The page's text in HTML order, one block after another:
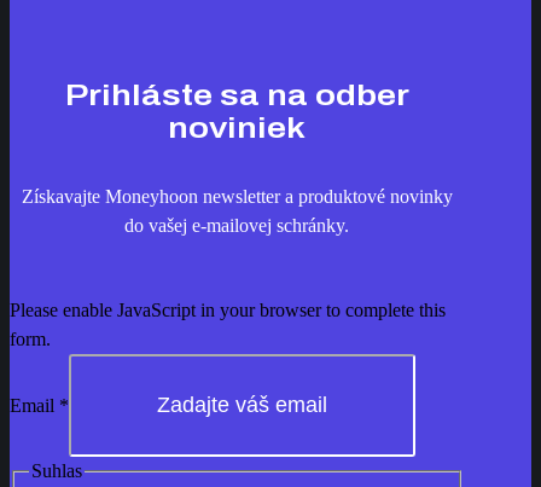
Prihláste sa na odber
noviniek
Získavajte Moneyhoon newsletter a produktové novinky
do vašej e-mailovej schránky.
Please enable JavaScript in your browser to complete this
form.
Email *
Suhlas